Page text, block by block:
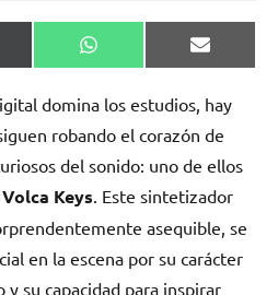
Compartir
en
WhatsApp
en
Email
domina los estudios, hay
robando el corazón de
del sonido: uno de ellos
Volca Keys . Este sintetizador
asequible, se
en la escena por su carácter
y su capacidad para inspirar